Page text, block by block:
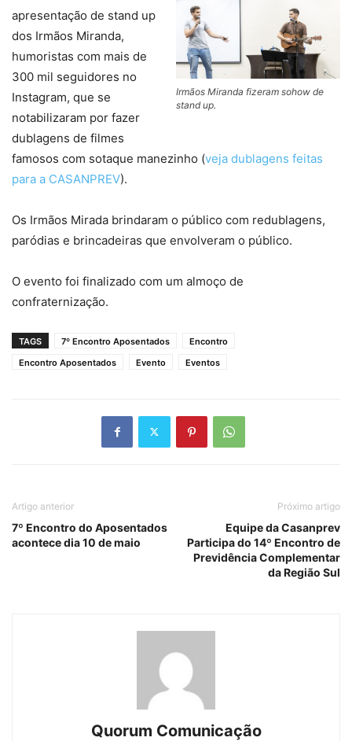
Irmãos Miranda fizeram sohow de
stand up.
apresentação de stand up
dos Irmãos Miranda,
humoristas com mais de
300 mil seguidores no
Instagram, que se
notabilizaram por fazer
dublagens de filmes
famosos com sotaque manezinho (veja dublagens feitas
para a CASANPREV).
Os Irmãos Mirada brindaram o público com redublagens,
paródias e brincadeiras que envolveram o público.
O evento foi finalizado com um almoço de
confraternização.
TAGS 7º Encontro Aposentados
Encontro
Encontro Aposentados
Evento Eventos
Artigo anterior
7º Encontro do Aposentados
acontece dia 10 de maio
Próximo artigo
Equipe da Casanprev
Participa do 14º Encontro de
Previdência Complementar
da Região Sul
Quorum Comunicação